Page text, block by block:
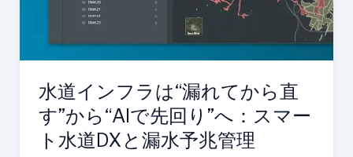
水道インフラは“漏れてから直
す”から“AIで先回り”へ：スマー
ト水道DXと漏水予兆管理
先
り”へ：
ス
マ
ー